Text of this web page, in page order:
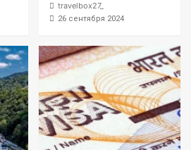
travelbox27_
26 сентября 2024